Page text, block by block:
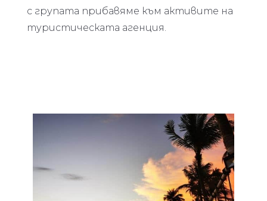
с групата прибавяме към активите на
туристическата агенция.